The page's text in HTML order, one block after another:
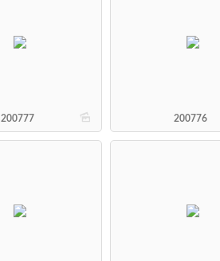
b
200777 200776